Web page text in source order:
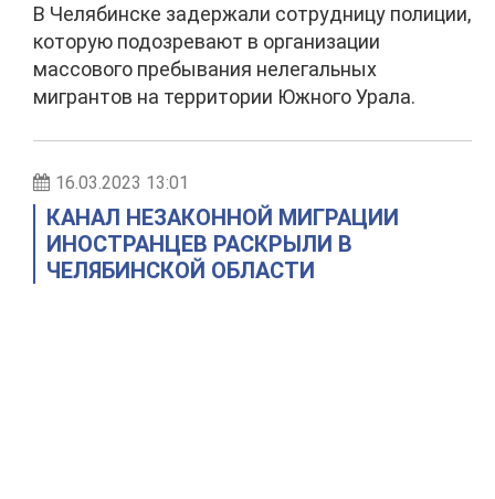
В Челябинске задержали сотрудницу полиции,
которую подозревают в организации
массового пребывания нелегальных
мигрантов на территории Южного Урала.
16.03.2023 13:01
КАНАЛ НЕЗАКОННОЙ МИГРАЦИИ
ИНОСТРАНЦЕВ РАСКРЫЛИ В
ЧЕЛЯБИНСКОЙ ОБЛАСТИ